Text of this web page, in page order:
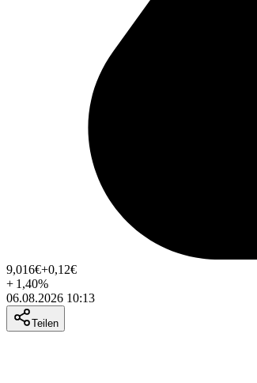
9,016€+0,12€
+ 1,40%
06.08.2026 10:13
Teilen